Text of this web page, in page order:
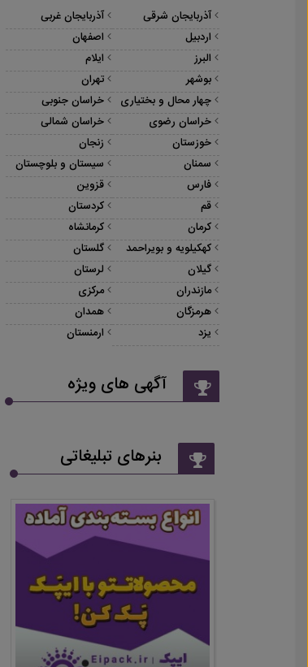
آذربایجان شرقی
آذربایجان غربی
اردبیل
اصفهان
البرز
ایلام
بوشهر
تهران
چهار محال و بختیاری
خراسان جنوبی
خراسان رضوی
خراسان شمالی
خوزستان
زنجان
سمنان
سیستان و بلوچستان
فارس
قزوین
قم
کردستان
کرمان
کرمانشاه
کهکیلویه و بویراحمد
گلستان
گیلان
لرستان
مازندران
مرکزی
هرمزگان
همدان
یزد
ارمنستان
آگهی های ویژه
بنرهای تبلیغاتی